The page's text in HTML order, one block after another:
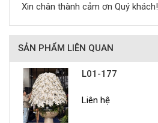
Xin chân thành cảm ơn Quý khách!
SẢN PHẨM LIÊN QUAN
L01-177
Liên hệ